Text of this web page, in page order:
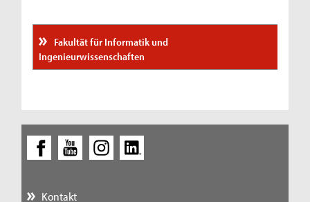
Fakultät für Informatik und
Ingenieurwissenschaften
Kontakt